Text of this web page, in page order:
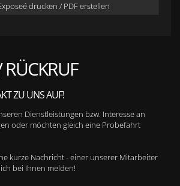
drucken / PDF erstellen
ZU UNS AUF!
Dienstleistungen bzw. Interesse an
oder möchten gleich eine Probefahrt
kurze Nachricht - einer unserer Mitarbeiter
bei Ihnen melden!